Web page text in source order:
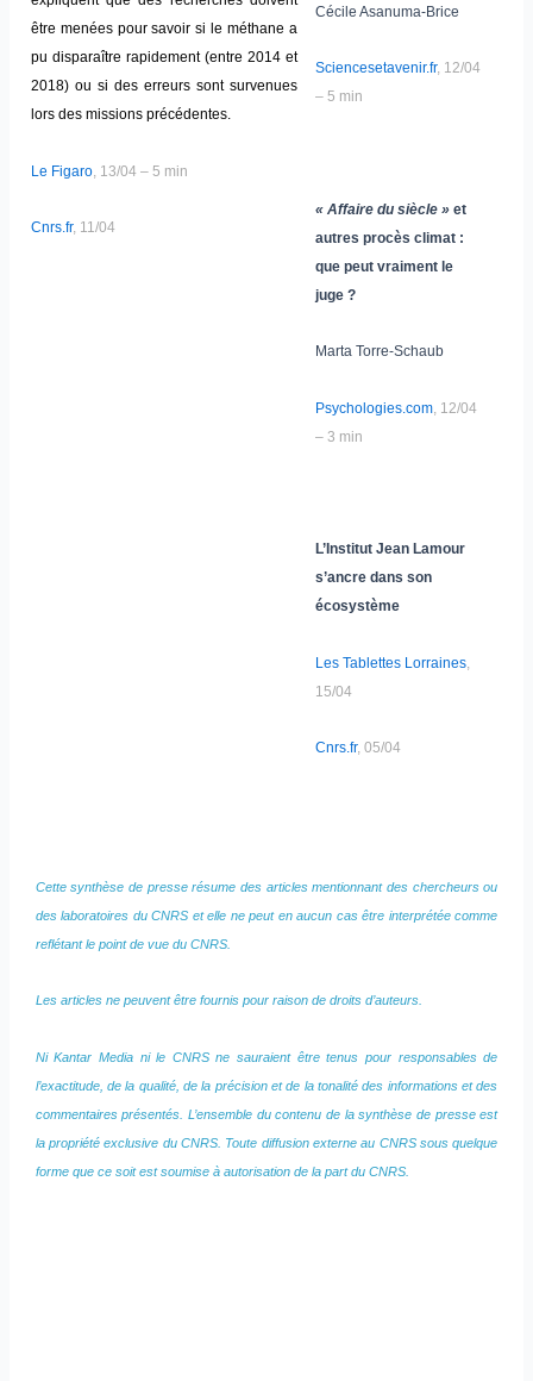
Cécile Asanuma-Brice
Sciencesetavenir.fr, 12/04
– 5 min
« Affaire du siècle »et
autres procès climat :
que peut vraiment le
juge ?
Marta Torre-Schaub
Psychologies.com, 12/04
– 3 min
L’Institut Jean Lamour
s’ancre dans son
écosystème
Les Tablettes Lorraines,
15/04
Cnrs.fr, 05/04
être menées pour savoir si le méthane a
pu disparaître rapidement (entre 2014 et
2018) ou si des erreurs sont survenues
lors des missions précédentes.
Le Figaro, 13/04 – 5 min
Cnrs.fr, 11/04
Cette synthèse de presse résume des articles mentionnant des chercheurs ou
des laboratoires du CNRS et elle ne peut en aucun cas être interprétée comme
reflétant le point de vue du CNRS.
Les articles ne peuvent être fournis pour raison de droits d’auteurs.
Ni Kantar Media ni le CNRS ne sauraient être tenus pour responsables de
l’exactitude, de la qualité, de la précision et de la tonalité des informations et des
commentaires présentés. L’ensemble du contenu de la synthèse de presse est
la propriété exclusive du CNRS. Toute diffusion externe au CNRS sous quelque
forme que ce soit est soumise à autorisation de la part du CNRS.